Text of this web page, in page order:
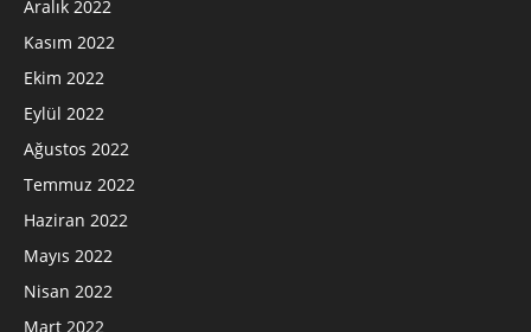
Aralık 2022
Kasım 2022
Ekim 2022
Eylül 2022
Ağustos 2022
Temmuz 2022
Haziran 2022
Mayıs 2022
Nisan 2022
Mart 2022